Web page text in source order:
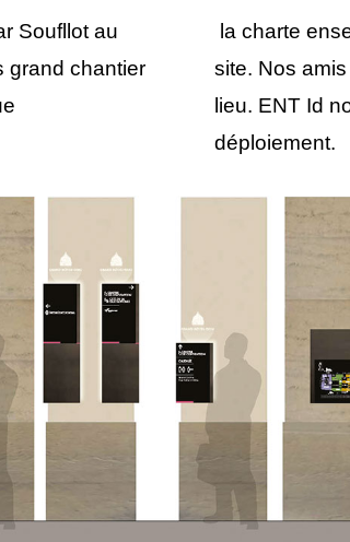
Soufllot au
grand chantier
la charte
site. Nos
lieu. ENT Id
déploiement.